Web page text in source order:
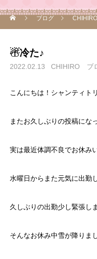
ブログ
☃冷た♪
2022.02.13 CHIHIRO ブ
こんにちは！シャンティト
またお久しぶりの投稿にな
実は最近体調不良でお休み
水曜日からまた元気に出勤
久しぶりの出勤少し緊張し
そんなお休み中雪が降りま